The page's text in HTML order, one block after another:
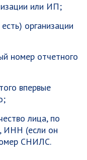
или ИП;
организации
номер отчетного
впервые
лица, по
ИНН (если он
СНИЛС.